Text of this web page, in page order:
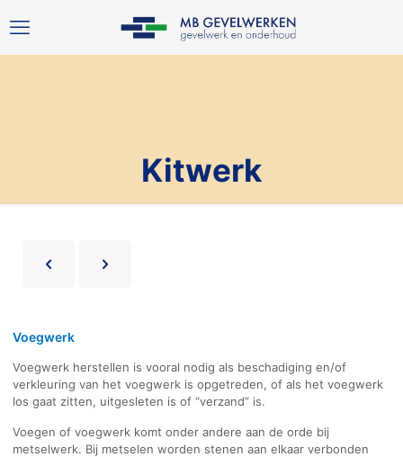
Kitwerk
Voegwerk
Voegwerk herstellen is vooral nodig als beschadiging en/of
verkleuring van het voegwerk is opgetreden, of als het voegwerk
los gaat zitten, uitgesleten is of “verzand” is.
Voegen of voegwerk komt onder andere aan de orde bij
metselwerk. Bij metselen worden stenen aan elkaar verbonden